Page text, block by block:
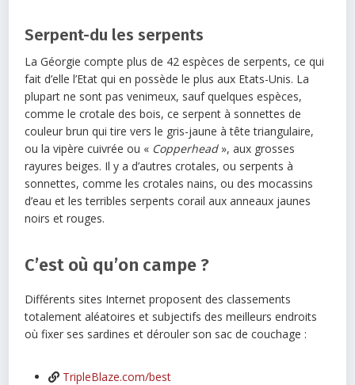
Serpent-du les serpents
La Géorgie compte plus de 42 espèces de serpents, ce qui
fait d’elle l’Etat qui en possède le plus aux Etats-Unis. La
plupart ne sont pas venimeux, sauf quelques espèces,
comme le crotale des bois, ce serpent à sonnettes de
couleur brun qui tire vers le gris-jaune à tête triangulaire,
ou la vipère cuivrée ou « Copperhead», aux grosses
rayures beiges. Il y a d’autres crotales, ou serpents à
sonnettes, comme les crotales nains, ou des mocassins
d’eau et les terribles serpents corail aux anneaux jaunes
noirs et rouges.
C’est où qu’on campe ?
Différents sites Internet proposent des classements
totalement aléatoires et subjectifs des meilleurs endroits
où fixer ses sardines et dérouler son sac de couchage :
TripleBlaze.com/best